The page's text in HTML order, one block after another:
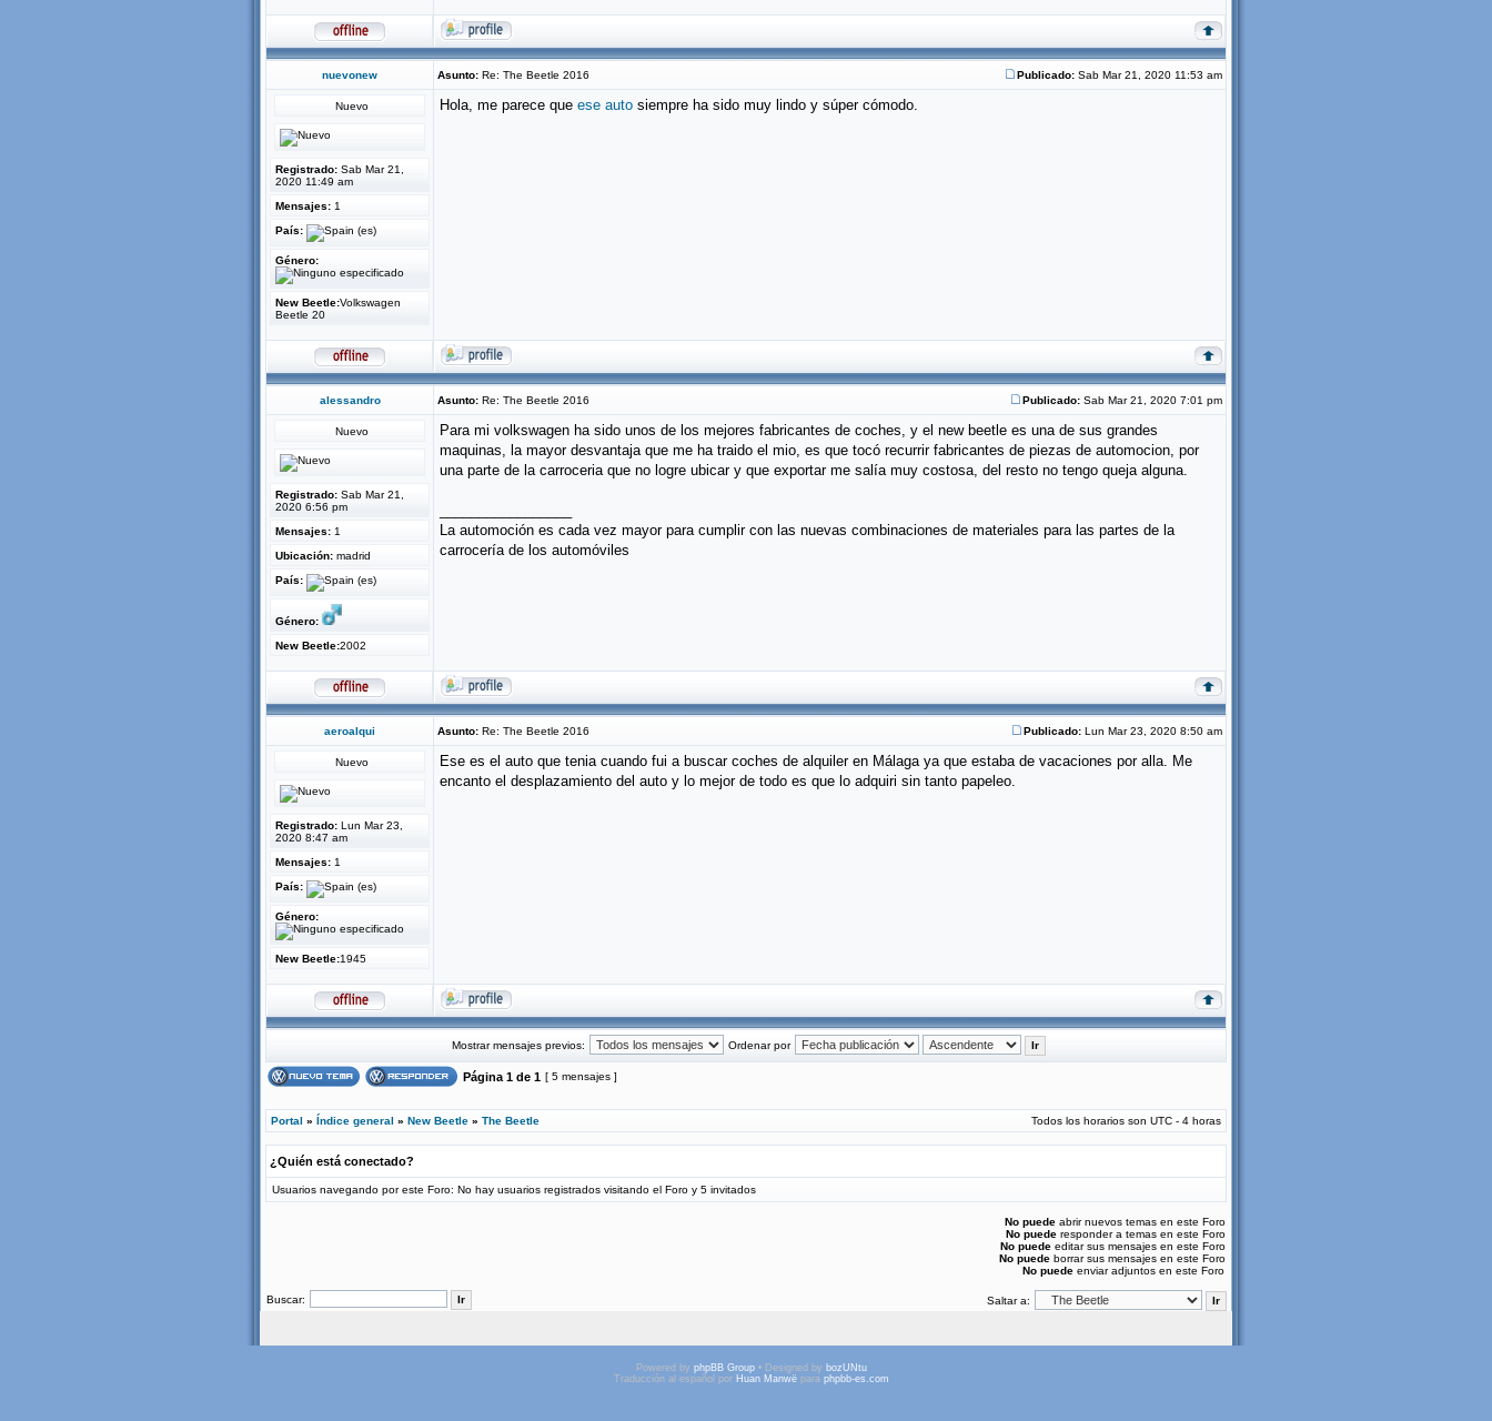
nuevonew Asunto: Re: The Beetle 2016 Publicado: Sab Mar 21, 2020 11:53 am
Nuevo
Registrado: Sab Mar 21,
2020 11:49 am
Mensajes: 1
País:
Género:
New Beetle:Volkswagen
Beetle 20
Hola, me parece que ese auto siempre ha sido muy lindo y súper cómodo.
alessandro Asunto: Re: The Beetle 2016 Publicado: Sab Mar 21, 2020 7:01 pm
Nuevo
Registrado: Sab Mar 21,
2020 6:56 pm
Mensajes: 1
Ubicación: madrid
País:
Género:
New Beetle:2002
Para mi volkswagen ha sido unos de los mejores fabricantes de coches, y el new beetle es una de sus grandes
maquinas, la mayor desvantaja que me ha traido el mio, es que tocó recurrir fabricantes de piezas de automocion, por
una parte de la carroceria que no logre ubicar y que exportar me salía muy costosa, del resto no tengo queja alguna.
La automoción es cada vez mayor para cumplir con las nuevas combinaciones de materiales para las partes de la
carrocería de los automóviles
aeroalqui Asunto: Re: The Beetle 2016 Publicado: Lun Mar 23, 2020 8:50 am
Nuevo
Registrado: Lun Mar 23,
2020 8:47 am
Mensajes: 1
País:
Género:
New Beetle:1945
Ese es el auto que tenia cuando fui a buscar coches de alquiler en Málaga ya que estaba de vacaciones por alla. Me
encanto el desplazamiento del auto y lo mejor de todo es que lo adquiri sin tanto papeleo.
Mostrar mensajes previos: Ordenar por
Página 1 de 1 [ 5 mensajes ]
Portal » Índice general » New Beetle » The Beetle Todos los horarios son UTC - 4 horas
¿Quién está conectado?
Usuarios navegando por este Foro: No hay usuarios registrados visitando el Foro y 5 invitados
No puede abrir nuevos temas en este Foro
No puede responder a temas en este Foro
No puede editar sus mensajes en este Foro
No puede borrar sus mensajes en este Foro
No puede enviar adjuntos en este Foro
Buscar: Saltar a:
Powered by phpBB Group • Designed by bozUNtu
Traducción al español por Huan Manwë para phpbb-es.com